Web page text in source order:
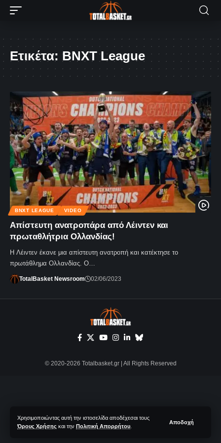
Χρησιμοποιώντας αυτή την ιστοσελίδα αποδέχεσαι τους
Όρους Χρήσης και την Πολιτική Απορρήτου
Αποδοχή
Ετικέτα: BNXT League
BNXT LEAGUE VIDEO
Απίστευτη ανατροπάρα από Λέιντεν και
πρωταθλήτρια Ολλανδίας!
Η Λέιντεν έκανε μια απίστευτη ανατροπή και κατέκτησε το
πρωτάθλημα Ολλανδίας. Ο…
TotalBasket Newsroom 02/06/2023
© 2020-2026 Totalbasket.gr | All Rights Reserved